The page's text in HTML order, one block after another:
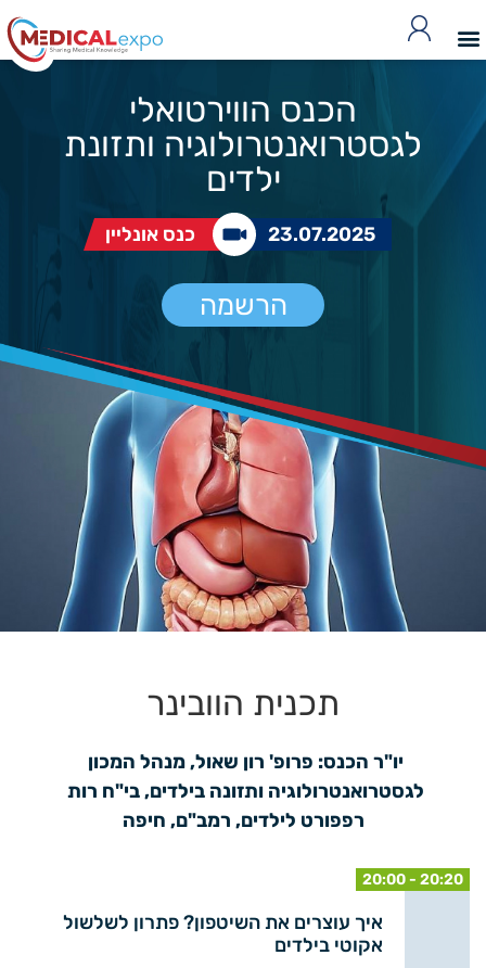
הכנס הווירטואלי
לגסטרואנטרולוגיה ותזונת
ילדים
23.07.2025 כנס אונליין
הרשמה
תכנית הוובינר
רפפורט לילדים, רמב"ם, חיפה
20:00 - 20:20
איך עוצרים את השיטפון? פתרון לשלשול
אקוטי בילדים